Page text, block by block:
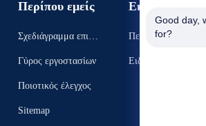
Περίπου εμείς
Σχεδιάγραμμα επιχεί
Γύρος εργοστασίων
Ποιοτικός έλεγχος
Sitemap
Εκδηλώσεις
Περιπτώσεις
Ειδήσεις
Good day,
for?